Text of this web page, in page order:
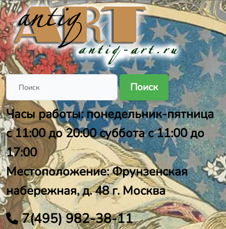
Поиск
Часы работы: понедельник-пятница
с 11:00 до 20:00 суббота с 11:00 до
17:00
Местоположение: Фрунзенская
набережная, д. 48 г. Москва
7(495) 982-38-11